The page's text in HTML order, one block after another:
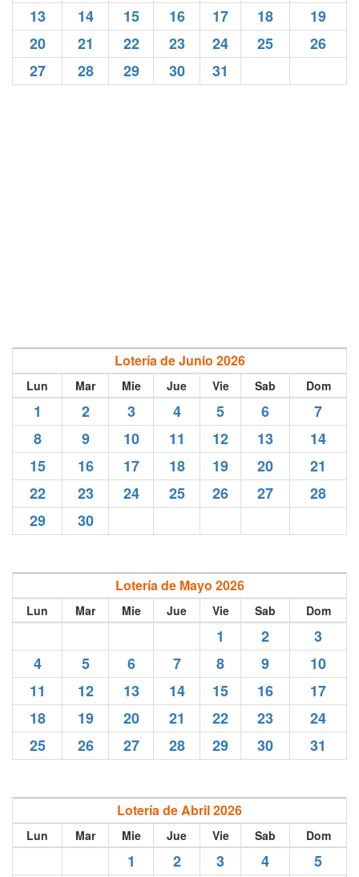
13
14 15 16 17 18
19
20
21 22 23 24 25
26
27
28 29 30 31
Lotería de Junio 2026
Lun Mar Mie Jue Vie Sab Dom
1 2 3 4 5 6
7
8
9 10 11 12 13
14
15
16 17 18 19 20
21
22
23 24 25 26 27
28
29
30
Lotería de Mayo 2026
Lun Mar Mie Jue Vie Sab Dom
1 2
3
4
5 6 7 8 9
10
11
12 13 14 15 16
17
18
19 20 21 22 23
24
25
26 27 28 29 30 31
Lotería de Abril 2026
Lun Mar Mie Jue Vie Sab Dom
1 2 3 4
5